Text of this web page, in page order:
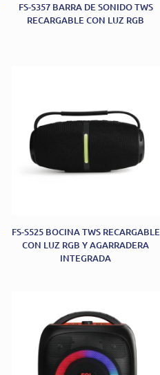
FS-S357 BARRA DE SONIDO TWS
RECARGABLE CON LUZ RGB
FS-S525 BOCINA TWS RECARGABLE
CON LUZ RGB Y AGARRADERA
INTEGRADA